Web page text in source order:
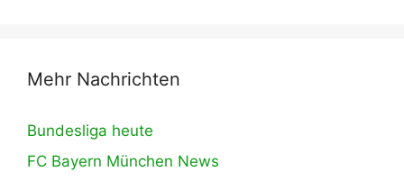
Mehr Nachrichten
Bundesliga heute
FC Bayern München News